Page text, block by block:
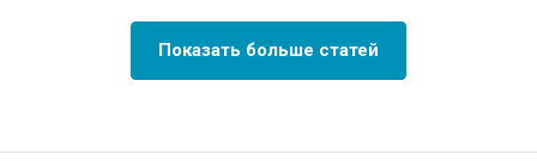
Показать больше статей